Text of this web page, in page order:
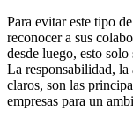
Para evitar este tipo
reconocer a sus
desde luego, esto
La responsabilidad,
claros, son las
empresas para un